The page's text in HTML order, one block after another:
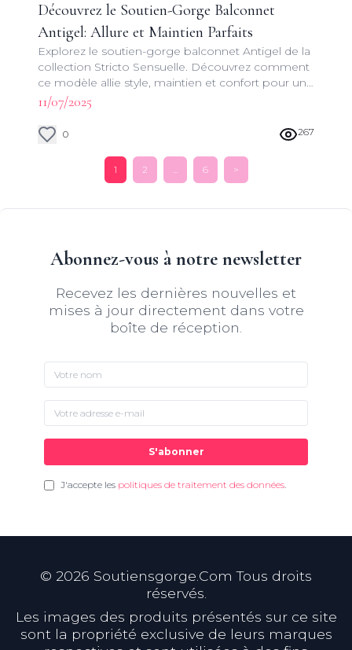
Découvrez le Soutien-Gorge Balconnet
Antigel: Allure et Maintien Parfaits
Explorez le soutien-gorge balconnet Antigel de la
collection Stricto Sensuelle. Découvrez comment
ce modèle allie style, maintien et confort pour une
silhouette sublimée au quotidien.
11/07/2025
0 267
1 2 ... 6 >
Abonnez-vous à notre newsletter
Recevez les dernières nouvelles et
mises à jour directement dans votre
boîte de réception.
S'abonner
J'accepte les politiques de traitement des données.
© 2026 Soutiensgorge.Com Tous droits
réservés.
Les images des produits présentés sur ce site
sont la propriété exclusive de leurs marques